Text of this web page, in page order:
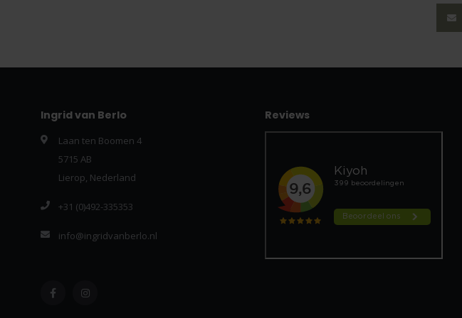
Ingrid van Berlo
Laan ten Boomen 4
5715 AB
Lierop, Nederland
+31 (0)492-335353
info@ingridvanberlo.nl
Reviews